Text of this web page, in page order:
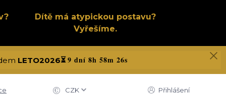
Dítě má atypickou postavu?
Vyřešíme.
LETO2026⏳9 dní 8h 58m 25s
CZK Přihlášení